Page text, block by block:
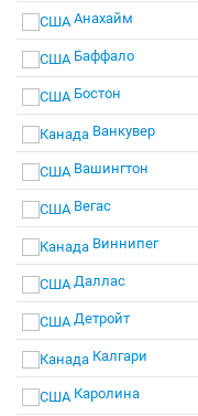
Анахайм
Баффало
Бостон
Ванкувер
Вашингтон
Вегас
Виннипег
Даллас
Детройт
Калгари
Каролина